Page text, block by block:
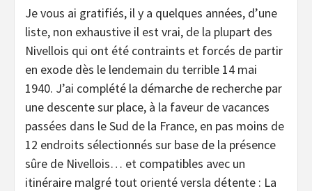
Je vous ai gratifiés, il y a quelques années, d’une
liste, non exhaustive il est vrai, de la plupart des
Nivellois qui ont été contraints et forcés de partir
en exode dès le lendemain du terrible 14 mai
1940. J’ai complété la démarche de recherche par
une descente sur place, à la faveur de vacances
passées dans le Sud de la France, en pas moins de
12 endroits sélectionnés sur base de la présence
sûre de Nivellois… et compatibles avec un
itinéraire malgré tout orienté versla détente : La